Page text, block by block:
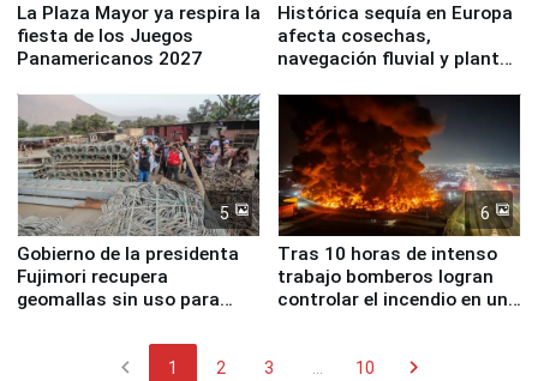
La Plaza Mayor ya respira la
fiesta de los Juegos
Panamericanos 2027
Histórica sequía en Europa
afecta cosechas,
navegación fluvial y plantas
5
Gobierno de la presidenta
Fujimori recupera
geomallas sin uso para
Fenómeno El Niño
6
Tras 10 horas de intenso
trabajo bomberos logran
controlar el incendio en una
chevron_left 1 2 3 10 chevron_right